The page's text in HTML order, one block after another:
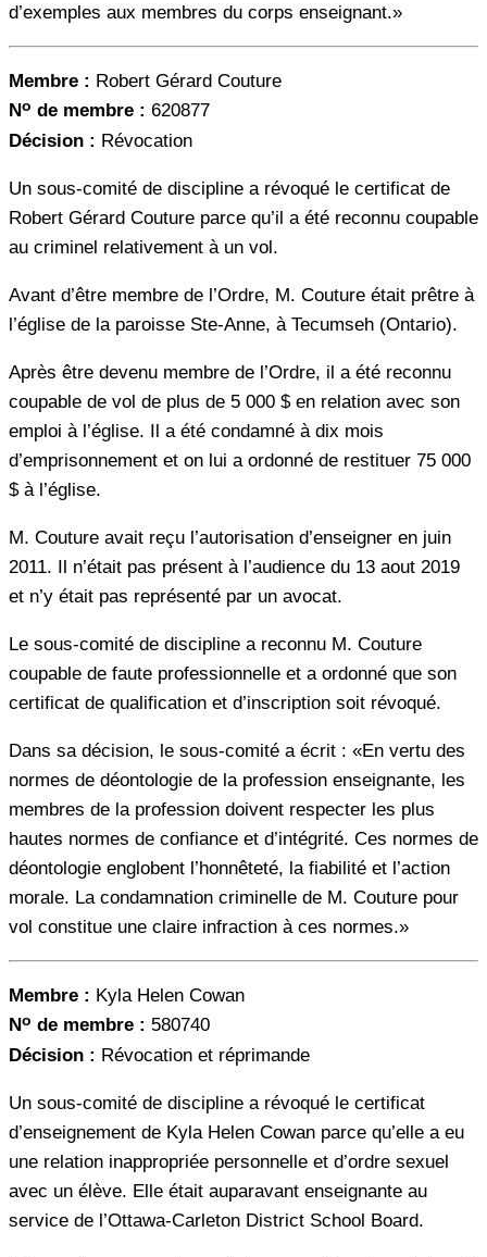
d’exemples aux membres du corps enseignant.»
Membre : Robert Gérard Couture
No de membre : 620877
Décision : Révocation
Un sous-comité de discipline a révoqué le certificat de
Robert Gérard Couture parce qu’il a été reconnu coupable
au criminel relativement à un vol.
Avant d’être membre de l’Ordre, M. Couture était prêtre à
l’église de la paroisse Ste-Anne, à Tecumseh (Ontario).
Après être devenu membre de l’Ordre, il a été reconnu
coupable de vol de plus de 5 000 $ en relation avec son
emploi à l’église. Il a été condamné à dix mois
d’emprisonnement et on lui a ordonné de restituer 75 000
$ à l’église.
M. Couture avait reçu l’autorisation d’enseigner en juin
2011. Il n’était pas présent à l’audience du 13 aout 2019
et n’y était pas représenté par un avocat.
Le sous-comité de discipline a reconnu M. Couture
coupable de faute professionnelle et a ordonné que son
certificat de qualification et d’inscription soit révoqué.
Dans sa décision, le sous-comité a écrit : «En vertu des
normes de déontologie de la profession enseignante, les
membres de la profession doivent respecter les plus
hautes normes de confiance et d’intégrité. Ces normes de
déontologie englobent l’honnêteté, la fiabilité et l’action
morale. La condamnation criminelle de M. Couture pour
vol constitue une claire infraction à ces normes.»
Membre : Kyla Helen Cowan
No de membre : 580740
Décision : Révocation et réprimande
Un sous-comité de discipline a révoqué le certificat
d’enseignement de Kyla Helen Cowan parce qu’elle a eu
une relation inappropriée personnelle et d’ordre sexuel
avec un élève. Elle était auparavant enseignante au
service de l’Ottawa-Carleton District School Board.